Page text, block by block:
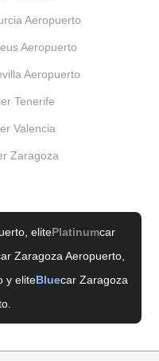
Aeropuerto
Aeropuerto
Aeropuerto
Tenerife
Valencia
Zaragoza
, elitePlatinumcar
Zaragoza Aeropuerto
y eliteBluecar Zaragoza
.